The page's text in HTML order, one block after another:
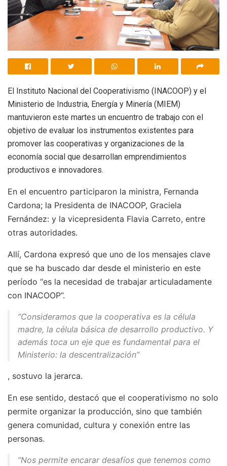
El Instituto Nacional del Cooperativismo (INACOOP) y el
Ministerio de Industria, Energía y Minería (MIEM)
mantuvieron este martes un encuentro de trabajo con el
objetivo de evaluar los instrumentos existentes para
promover las cooperativas y organizaciones de la
economía social que desarrollan emprendimientos
productivos e innovadores.
En el encuentro participaron la ministra, Fernanda
Cardona; la Presidenta de INACOOP, Graciela
Fernández: y la vicepresidenta Flavia Carreto, entre
otras autoridades.
Allí, Cardona expresó que uno de los mensajes clave
que se ha buscado dar desde el ministerio en este
período “es la necesidad de trabajar articuladamente
con INACOOP”.
“Consideramos que la cooperativa es la célula
madre, la célula básica de desarrollo productivo. Y
además toca un eje que es fundamental para el
Ministerio: la descentralización”
, sostuvo la jerarca.
En ese sentido, destacó que el cooperativismo no solo
permite organizar la producción, sino que también
genera comunidad, cultura y conexión entre las
personas.
“Nos permite encarar desafíos que tenemos como